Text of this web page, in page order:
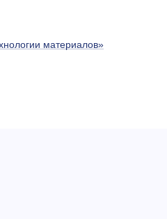
материалов»